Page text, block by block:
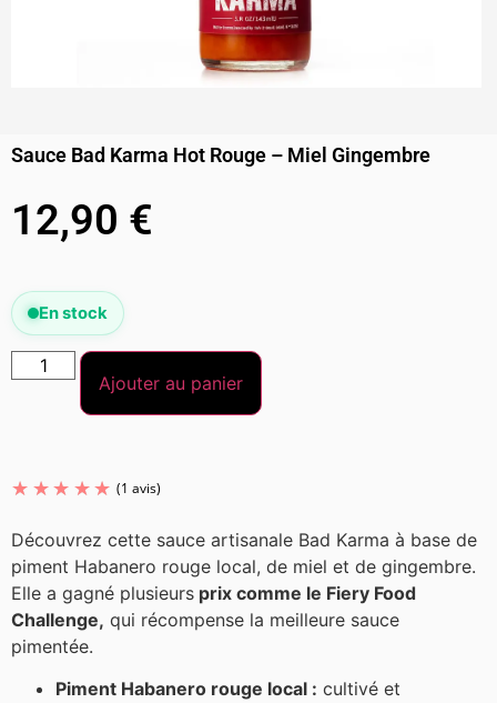
Sauce Bad Karma Hot Rouge – Miel Gingembre
12,90 €
En stock
Ajouter au panier
Découvrez cette sauce artisanale Bad Karma à base de
piment Habanero rouge local, de miel et de gingembre.
Elle a gagné plusieurs prix comme le Fiery Food
Challenge, qui récompense la meilleure sauce
pimentée.
Piment Habanero rouge local : cultivé et